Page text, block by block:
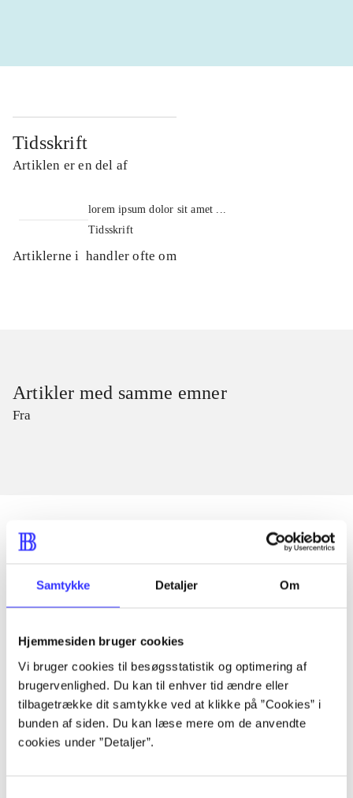
Samtykke Detaljer Om
Hjemmesiden bruger cookies
Vi bruger cookies til besøgsstatistik og optimering af
brugervenlighed. Du kan til enhver tid ændre eller
tilbagetrække dit samtykke ved at klikke på ”Cookies” i
bunden af siden. Du kan læse mere om de anvendte
cookies under ”Detaljer”.
Tidsskrift
Artiklen er en del af
lorem ipsum dolor sit amet ...
Tidsskrift
Artiklerne i handler ofte om
Artikler med samme emner
Fra
Alle registrerede artikler fordelt på udgivelser
...
...
...